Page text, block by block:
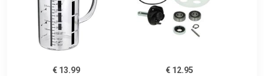
€ 13.99
€ 12.95